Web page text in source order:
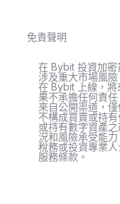
免責聲明
在 Bybit 投資加密
涉及重大市場風
在 Bybit 上線，
果不承擔任何責
來自公開渠道，
不構成買賣或持
或持有數字資產
況和風險承受能
稅務或投資專業
服務條款。